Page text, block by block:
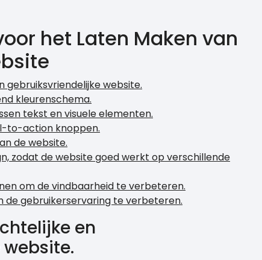
het Laten Maken van
gebruiksvriendelijke website.
kleurenschema.
tekst en visuele elementen.
to-action knoppen.
de website.
zodat de website goed werkt op verschillende
om de vindbaarheid te verbeteren.
de gebruikerservaring te verbeteren.
en